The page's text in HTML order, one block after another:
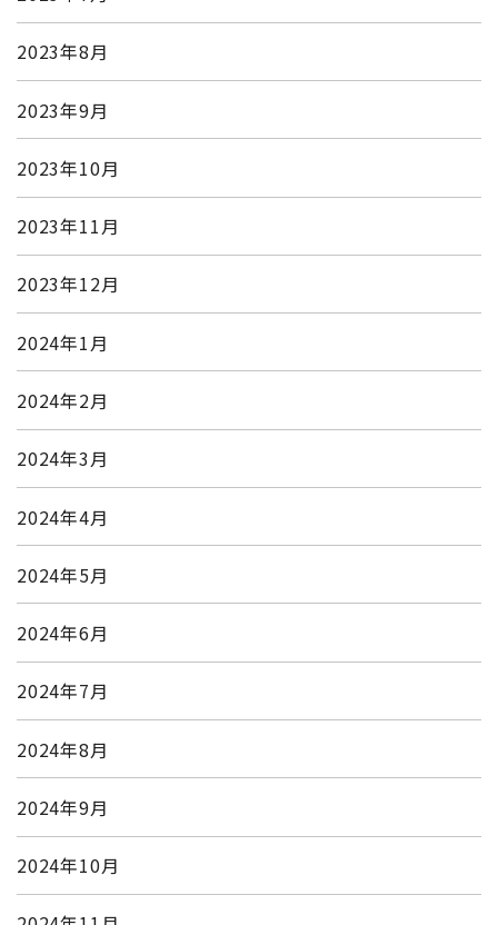
2023年8月
2023年9月
2023年10月
2023年11月
2023年12月
2024年1月
2024年2月
2024年3月
2024年4月
2024年5月
2024年6月
2024年7月
2024年8月
2024年9月
2024年10月